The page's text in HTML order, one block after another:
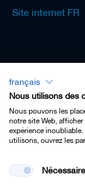
Site internet FR
Lexicon
Imprint
français
Nous utilisons des
Nous pouvons les
notre site Web,
expérience
utilisons, ouvrez les
Nécessaire